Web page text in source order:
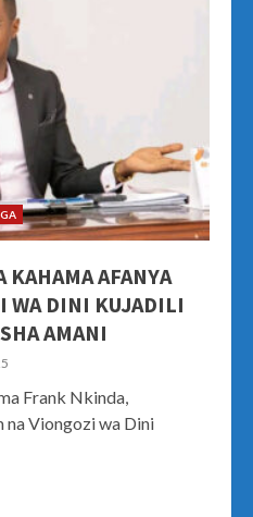
KAHAMA AFANYA
WA DINI KUJADILI
AMANI
Frank Nkinda,
na Viongozi wa Dini